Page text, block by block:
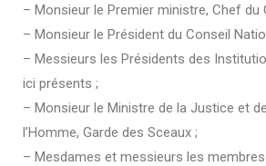
– Monsieur le Premier ministre, Chef du
– Monsieur le Président du Conseil
– Messieurs les Présidents des
ici présents ;
– Monsieur le Ministre de la Justice et
l’Homme, Garde des Sceaux ;
– Mesdames et messieurs les